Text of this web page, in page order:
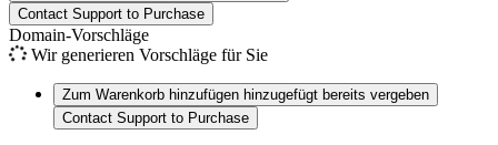
Contact Support to Purchase
Domain-Vorschläge
Wir generieren Vorschläge für Sie
Zum Warenkorb hinzufügen hinzugefügt bereits vergeben
Contact Support to Purchase